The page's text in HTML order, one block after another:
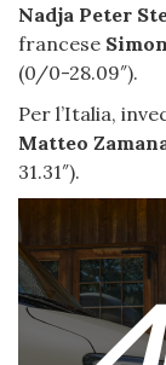
Nadja Peter
francese
(0/0-28.09″).
Per l’Italia,
Matteo
31.31″).